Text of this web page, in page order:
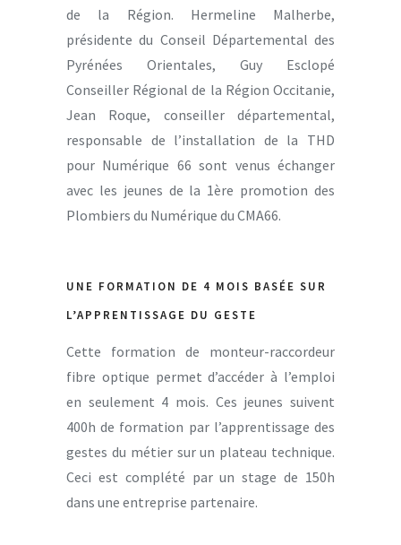
de la Région. Hermeline Malherbe,
présidente du Conseil Départemental des
Pyrénées Orientales, Guy Esclopé
Conseiller Régional de la Région Occitanie,
Jean Roque, conseiller départemental,
responsable de l’installation de la THD
pour Numérique 66 sont venus échanger
avec les jeunes de la 1ère promotion des
Plombiers du Numérique du CMA66.
UNE FORMATION DE 4 MOIS BASÉE SUR
L’APPRENTISSAGE DU GESTE
Cette formation de monteur-raccordeur
fibre optique permet d’accéder à l’emploi
en seulement 4 mois. Ces jeunes suivent
400h de formation par l’apprentissage des
gestes du métier sur un plateau technique.
Ceci est complété par un stage de 150h
dans une entreprise partenaire.